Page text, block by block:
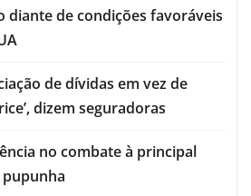
diante de condições favoráveis
de dívidas em vez de
dizem seguradoras
no combate à principal